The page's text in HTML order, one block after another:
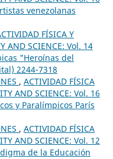
venezolanas
FÍSICA Y
AND SCIENCE: Vol. 14
"Heroínas del
2244-7318
, ACTIVIDAD FÍSICA
AND SCIENCE: Vol. 16
y Paralímpicos París
, ACTIVIDAD FÍSICA
AND SCIENCE: Vol. 12
de la Educación